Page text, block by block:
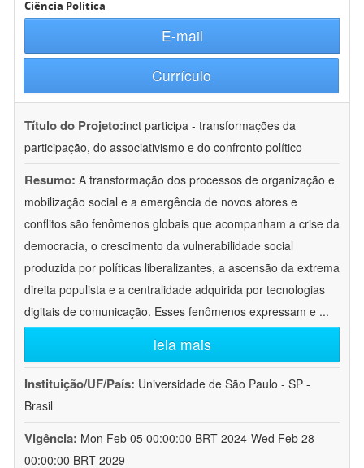
Ciência Política
E-mail
Currículo
Título do Projeto:inct participa - transformações da
participação, do associativismo e do confronto político
Resumo: A transformação dos processos de organização e
mobilização social e a emergência de novos atores e
conflitos são fenômenos globais que acompanham a crise da
democracia, o crescimento da vulnerabilidade social
produzida por políticas liberalizantes, a ascensão da extrema
direita populista e a centralidade adquirida por tecnologias
digitais de comunicação. Esses fenômenos expressam e ...
leia mais
Instituição/UF/País: Universidade de São Paulo - SP -
Brasil
Vigência: Mon Feb 05 00:00:00 BRT 2024-Wed Feb 28
00:00:00 BRT 2029